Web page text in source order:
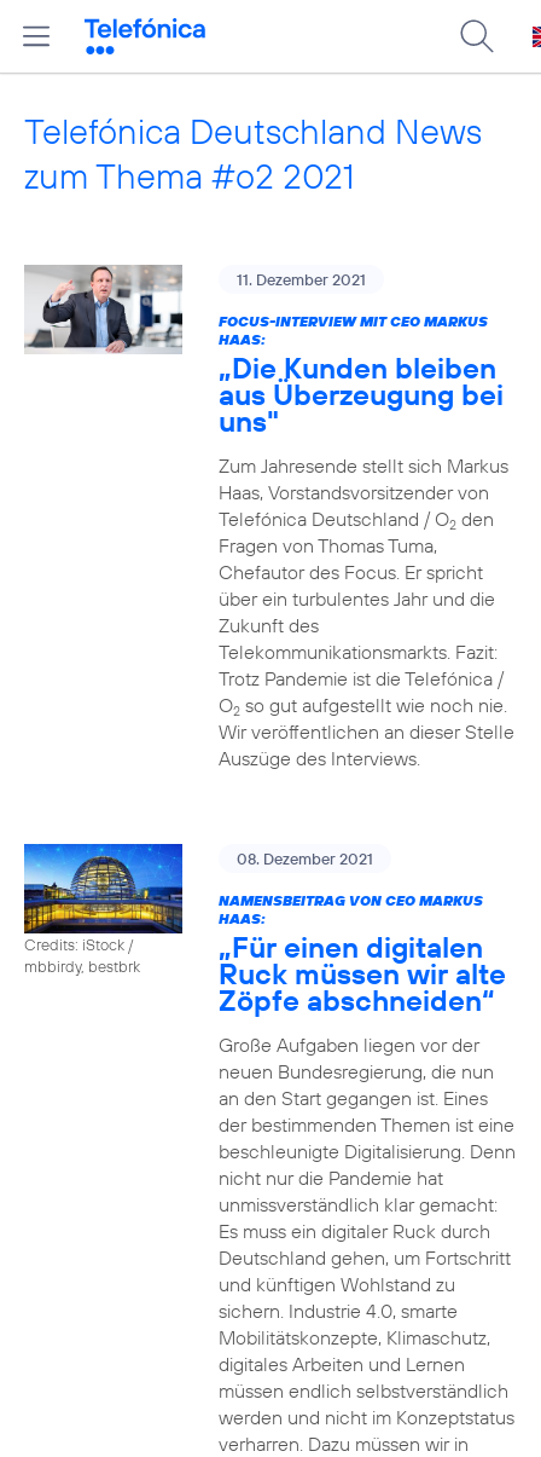
Telefónica Deutschland News
zum Thema #o2 2021
11. Dezember 2021
FOCUS-INTERVIEW MIT CEO MARKUS
HAAS:
„Die Kunden bleiben
aus Überzeugung bei
uns"
Zum Jahresende stellt sich Markus
Haas, Vorstandsvorsitzender von
Telefónica Deutschland / O2den
Fragen von Thomas Tuma,
Chefautor des Focus. Er spricht
über ein turbulentes Jahr und die
Zukunft des
Telekommunikationsmarkts. Fazit:
Trotz Pandemie ist die Telefónica /
O2so gut aufgestellt wie noch nie.
Wir veröffentlichen an dieser Stelle
Auszüge des Interviews.
Credits: iStock /
mbbirdy, bestbrk
08. Dezember 2021
NAMENSBEITRAG VON CEO MARKUS
HAAS:
„Für einen digitalen
Ruck müssen wir alte
Zöpfe abschneiden“
Große Aufgaben liegen vor der
neuen Bundesregierung, die nun
an den Start gegangen ist. Eines
der bestimmenden Themen ist eine
beschleunigte Digitalisierung. Denn
nicht nur die Pandemie hat
unmissverständlich klar gemacht:
Es muss ein digitaler Ruck durch
Deutschland gehen, um Fortschritt
und künftigen Wohlstand zu
sichern. Industrie 4.0, smarte
Mobilitätskonzepte, Klimaschutz,
digitales Arbeiten und Lernen
müssen endlich selbstverständlich
werden und nicht im Konzeptstatus
verharren. Dazu müssen wir in